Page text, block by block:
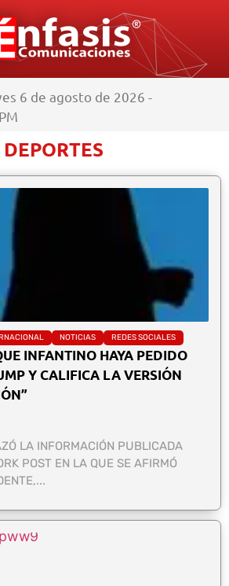
6 de agosto de 2026 -
DEPORTES
NOTICIAS REDES SOCIALES
INFANTINO HAYA PEDIDO
Y CALIFICA LA VERSIÓN
LA INFORMACIÓN PUBLICADA
POST EN LA QUE SE AFIRMÓ